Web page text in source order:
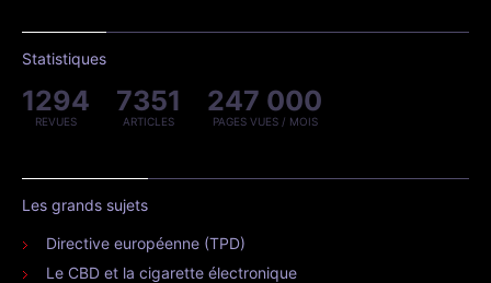
Statistiques
1294
REVUES
7351
ARTICLES
247 000
PAGES VUES / MOIS
Les grands sujets
Directive européenne (TPD)
Le CBD et la cigarette électronique